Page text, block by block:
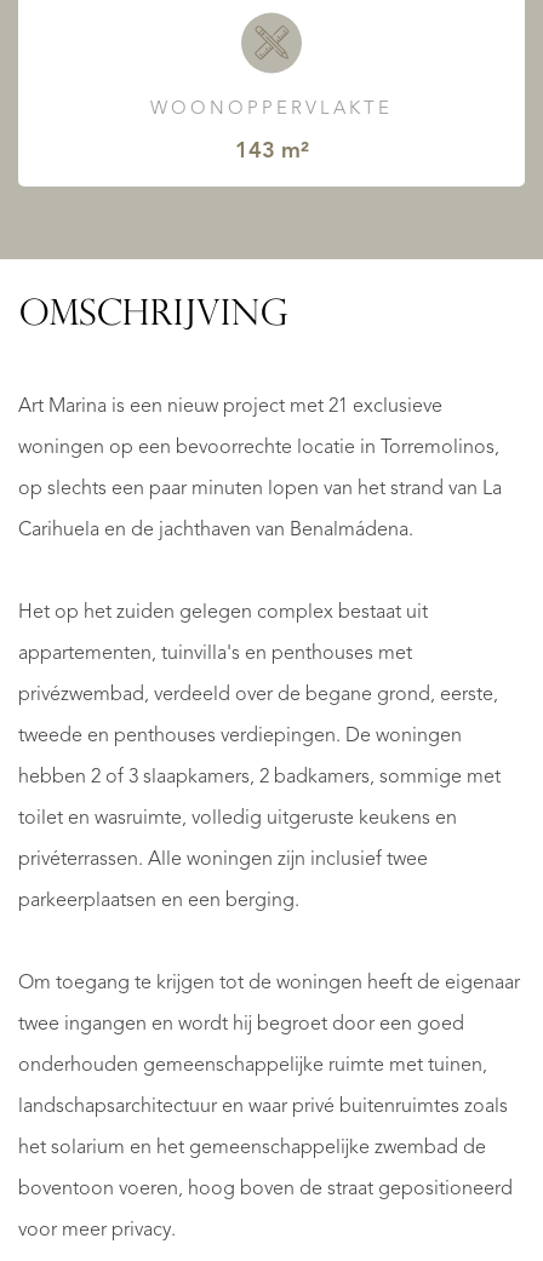
WOONOPPERVLAKTE
143 m²
OMSCHRIJVING
Art Marina is een nieuw project met 21 exclusieve
woningen op een bevoorrechte locatie in Torremolinos,
op slechts een paar minuten lopen van het strand van La
Carihuela en de jachthaven van Benalmádena.
Het op het zuiden gelegen complex bestaat uit
appartementen, tuinvilla's en penthouses met
privézwembad, verdeeld over de begane grond, eerste,
tweede en penthouses verdiepingen. De woningen
hebben 2 of 3 slaapkamers, 2 badkamers, sommige met
toilet en wasruimte, volledig uitgeruste keukens en
privéterrassen. Alle woningen zijn inclusief twee
parkeerplaatsen en een berging.
Om toegang te krijgen tot de woningen heeft de eigenaar
twee ingangen en wordt hij begroet door een goed
onderhouden gemeenschappelijke ruimte met tuinen,
landschapsarchitectuur en waar privé buitenruimtes zoals
het solarium en het gemeenschappelijke zwembad de
boventoon voeren, hoog boven de straat gepositioneerd
voor meer privacy.